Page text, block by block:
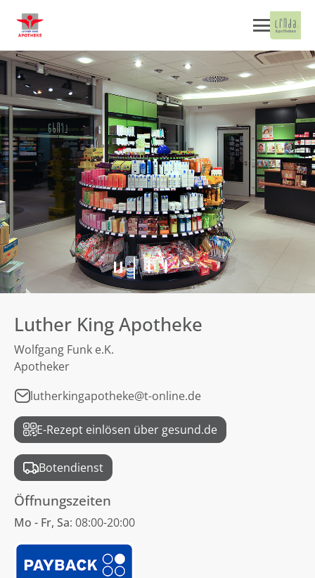
Luther King Apotheke
Wolfgang Funk e.K.
Apotheker
lutherkingapotheke@t-online.de
E-Rezept einlösen über gesund.de
Botendienst
Öffnungszeiten
Mo - Fr, Sa: 08:00-20:00